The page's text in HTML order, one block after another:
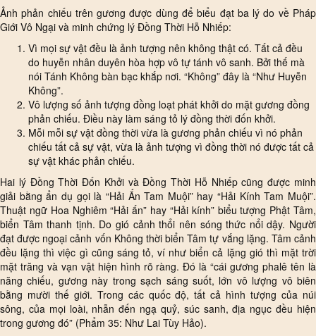
Ảnh phản chiếu trên gương được dùng để biểu đạt ba lý do về Pháp
Giới Vô Ngại và minh chứng lý Đồng Thời Hỗ Nhiếp:
Vì mọi sự vật đều là ảnh tượng nên không thật có. Tất cả đều
do huyễn nhân duyên hòa hợp vô tự tánh vô sanh. Bởi thế mà
nói Tánh Không bàn bạc khắp nơi. “Không” đây là “Như Huyễn
Không”.
Vô lượng số ảnh tượng đồng loạt phát khởi do mặt gương đồng
phản chiếu. Điều này làm sáng tỏ lý đồng thời đốn khởi.
Mỗi mỗi sự vật đồng thời vừa là gương phản chiếu vì nó phản
chiếu tất cả sự vật, vừa là ảnh tượng vì đồng thời nó được tất cả
sự vật khác phản chiếu.
Hai lý Đồng Thời Đốn Khởi và Đồng Thời Hỗ Nhiếp cũng được minh
giải bằng ẩn dụ gọi là “Hải Ấn Tam Muội” hay “Hải Kính Tam Muội”.
Thuật ngữ Hoa Nghiêm “Hải ấn” hay “Hải kính” biểu tượng Phật Tâm,
biển Tâm thanh tịnh. Do gió cảnh thổi nên sóng thức nổi dậy. Người
đạt được ngoại cảnh vốn Không thời biển Tâm tự vắng lặng. Tâm cảnh
đều lặng thì việc gì cũng sáng tỏ, ví như biển cả lặng gió thì mặt trời
mặt trăng và vạn vật hiện hình rõ ràng. Đó là “cái gương phalê tên là
năng chiếu, gương này trong sạch sáng suốt, lớn vô lượng vô biên
bằng mười thế giới. Trong các quốc độ, tất cả hình tượng của núi
sông, của mọi loài, nhẫn đến ngạ quỷ, súc sanh, địa ngục đều hiện
trong gương đó” (Phẩm 35: Như Lai Tùy Hảo).